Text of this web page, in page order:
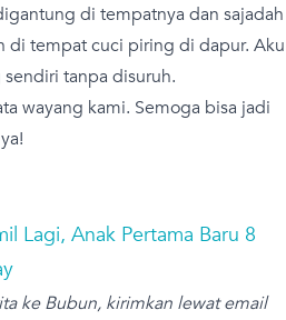
di tempatnya dan sajadah
di tempat cuci piring di dapur. Aku
tanpa disuruh.
wayang kami. Semoga bisa jadi
Lagi, Anak Pertama Baru 8
ke Bubun, kirimkan lewat email